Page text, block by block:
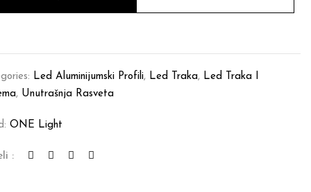
Led Aluminijumski Profili, Led Traka, Led Traka I
, Unutrašnja Rasveta
ONE Light
: